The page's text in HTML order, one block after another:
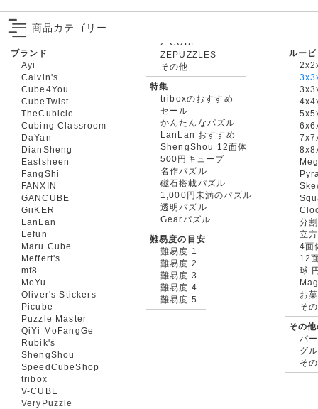
商品カテゴリー
ブランド
Ayi
Calvin's
Cube4You
CubeTwist
TheCubicle
Cubing Classroom
DaYan
DianSheng
Eastsheen
FangShi
FANXIN
GANCUBE
GiiKER
LanLan
Lefun
Maru Cube
Meffert's
mf8
MoYu
Oliver's Stickers
Picube
Puzzle Master
QiYi MoFangGe
Rubik's
ShengShou
SpeedCubeShop
tribox
V-CUBE
VeryPuzzle
ZEPUZZLES
その他
特集
triboxのおすすめ
セール
かんたんなパズル
LanLan おすすめ
ShengShou 12面体
500円キューブ
名作パズル
磁石搭載パズル
1,000円未満のパズル
透明パズル
Gearパズル
難易度の目安
難易度 1
難易度 2
難易度 3
難易度 4
難易度 5
ルー
分
立
4面
12
球
お
そ
その
パ
グ
そ